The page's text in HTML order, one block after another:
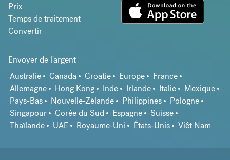
Prix
Temps de traitement
Convertir
Envoyer de l'argent
Australie
Canada Croatie Europe
France
Allemagne
Hong Kong Inde Irlande Italie
Mexique
Pays-Bas
Nouvelle-Zélande Philippines
Pologne
Singapour
Corée du Sud Espagne
Suisse
Thaïlande
UAE Royaume-Uni États-Unis Viêt Nam